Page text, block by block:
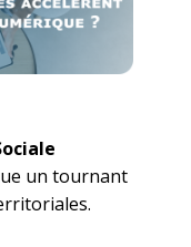
un tournant